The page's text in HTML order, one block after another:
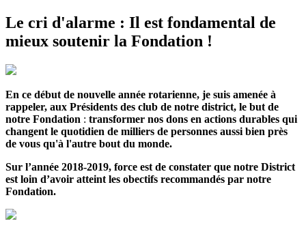
Le cri d'alarme : Il est fondamental de
mieux soutenir la Fondation !
En ce début de nouvelle année rotarienne, je suis amenée à
rappeler, aux Présidents des club de notre district, le but de
notre Fondation : transformer nos dons en actions durables qui
changent le quotidien de milliers de personnes aussi bien près
de vous qu'à l'autre bout du monde.
Sur l’année 2018-2019, force est de constater que notre District
est loin d’avoir atteint les obectifs recommandés par notre
Fondation.